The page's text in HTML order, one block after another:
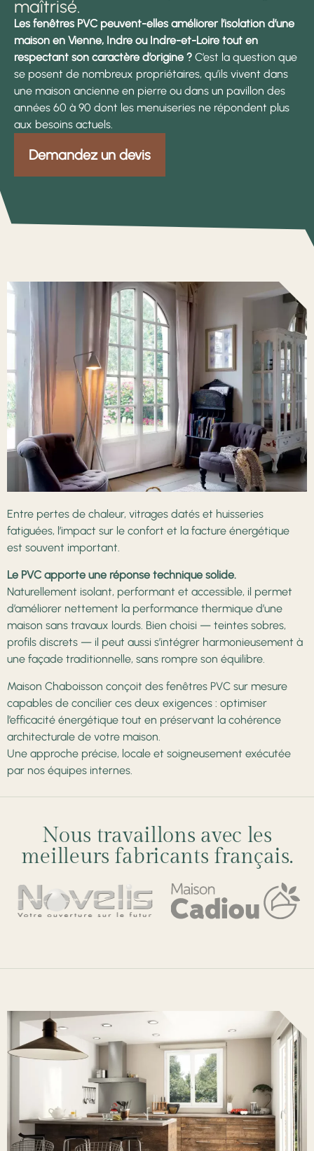
maîtrisé.
Les fenêtres PVC peuvent-elles améliorer l’isolation d’une
maison en Vienne, Indre ou Indre-et-Loire tout en
respectant son caractère d’origine ? C’est la question que
se posent de nombreux propriétaires, qu’ils vivent dans
une maison ancienne en pierre ou dans un pavillon des
années 60 à 90 dont les menuiseries ne répondent plus
aux besoins actuels.
Demandez un devis
Entre pertes de chaleur, vitrages datés et huisseries
fatiguées, l’impact sur le confort et la facture énergétique
est souvent important.
Le PVC apporte une réponse technique solide.
Naturellement isolant, performant et accessible, il permet
d’améliorer nettement la performance thermique d’une
maison sans travaux lourds. Bien choisi — teintes sobres,
profils discrets — il peut aussi s’intégrer harmonieusement à
une façade traditionnelle, sans rompre son équilibre.
Maison Chaboisson conçoit des fenêtres PVC sur mesure
capables de concilier ces deux exigences : optimiser
l’efficacité énergétique tout en préservant la cohérence
architecturale de votre maison.
Une approche précise, locale et soigneusement exécutée
par nos équipes internes.
Nous travaillons avec les
meilleurs fabricants français.